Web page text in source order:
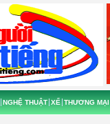
NGHỆ THUẬT XẾ THƯƠNG MẠI